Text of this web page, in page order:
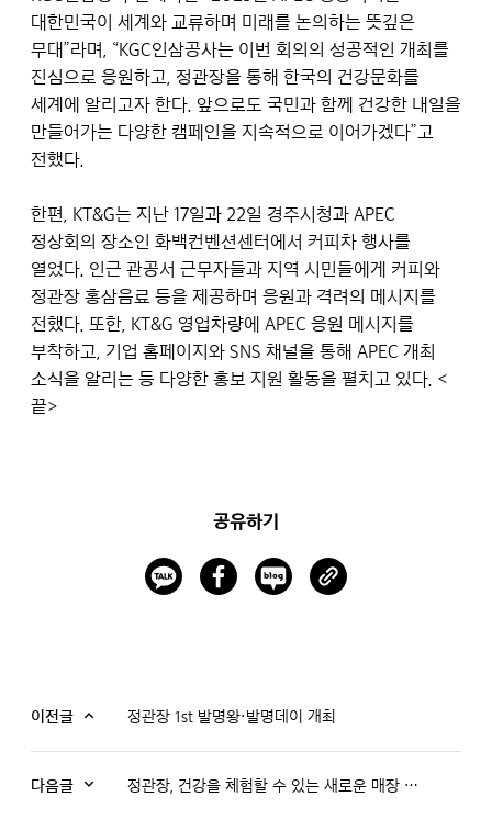
대한민국이 세계와 교류하며 미래를 논의하는 뜻깊은
무대”라며, “KGC인삼공사는 이번 회의의 성공적인 개최를
진심으로 응원하고, 정관장을 통해 한국의 건강문화를
세계에 알리고자 한다. 앞으로도 국민과 함께 건강한 내일을
만들어가는 다양한 캠페인을 지속적으로 이어가겠다”고
전했다.
한편, KT&G는 지난 17일과 22일 경주시청과 APEC
정상회의 장소인 화백컨벤션센터에서 커피차 행사를
열었다. 인근 관공서 근무자들과 지역 시민들에게 커피와
정관장 홍삼음료 등을 제공하며 응원과 격려의 메시지를
전했다. 또한, KT&G 영업차량에 APEC 응원 메시지를
부착하고, 기업 홈페이지와 SNS 채널을 통해 APEC 개최
소식을 알리는 등 다양한 홍보 지원 활동을 펼치고 있다. <
끝>
공유하기
이전글 정관장 1st 발명왕·발명데이 개최
다음글 정관장, 건강을 체험할 수 있는 새로운 매장 선보인다